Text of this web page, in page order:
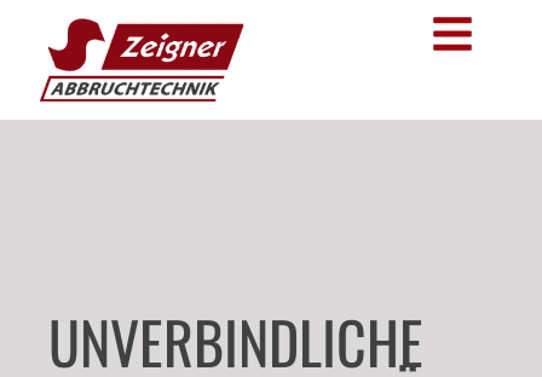
UNVERBINDLICHE